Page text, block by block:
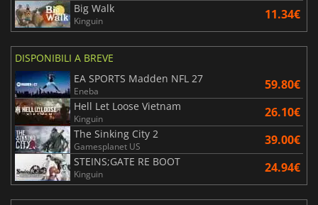
Big Walk
Kinguin 11.34€
DISPONIBILI A BREVE
EA SPORTS Madden NFL 27
Eneba 59.80€
Hell Let Loose Vietnam
Kinguin 26.10€
The Sinking City 2
Gamesplanet US 39.00€
STEINS;GATE RE BOOT
Kinguin 24.94€